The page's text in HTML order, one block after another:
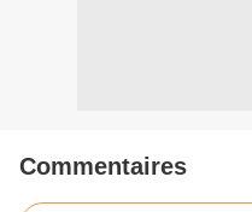
Commentaires